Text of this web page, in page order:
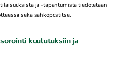
ja -tapahtumista tiedotetaan
sekä sähköpostitse.
koulutuksiin ja